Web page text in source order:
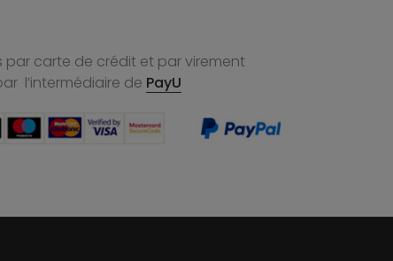
par carte de crédit et par virement
l’intermédiaire de PayU